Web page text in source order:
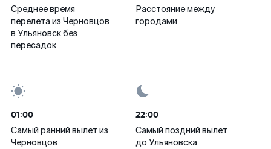
Среднее время
перелета из Черновцов
в Ульяновск без
пересадок
Расстояние между
городами
01:00
Самый ранний вылет из
Черновцов
22:00
Самый поздний вылет
до Ульяновска